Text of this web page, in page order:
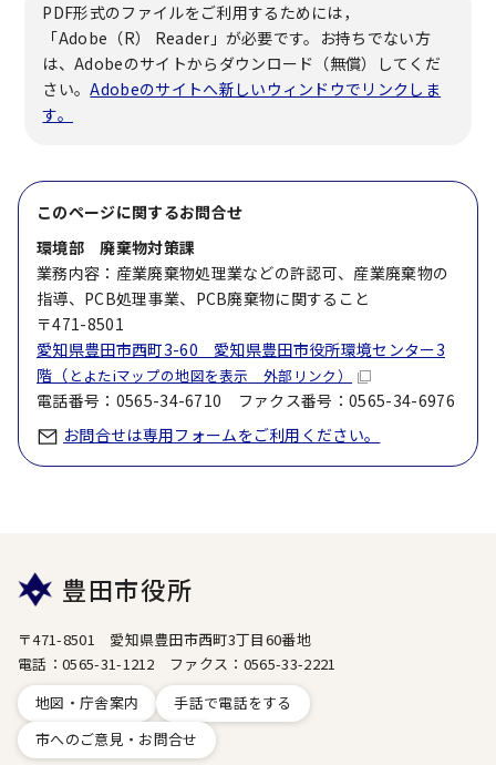
PDF形式のファイルをご利用するためには，
「Adobe（R） Reader」が必要です。お持ちでない方
は、Adobeのサイトからダウンロード（無償）してくだ
さい。Adobeのサイトへ新しいウィンドウでリンクしま
す。
このページに関するお問合せ
環境部 廃棄物対策課
業務内容：産業廃棄物処理業などの許認可、産業廃棄物の
指導、PCB処理事業、PCB廃棄物に関すること
〒471-8501
愛知県豊田市西町3-60 愛知県豊田市役所環境センター3
階（ とよたiマップの地図を表示 外部リンク）
電話番号：0565-34-6710 ファクス番号：0565-34-6976
お問合せは専用フォームをご利用ください。
豊田市役所
〒471-8501 愛知県豊田市西町3丁目60番地
電話：0565-31-1212 ファクス：0565-33-2221
地図・庁舎案内
手話で電話をする
市へのご意見・お問合せ